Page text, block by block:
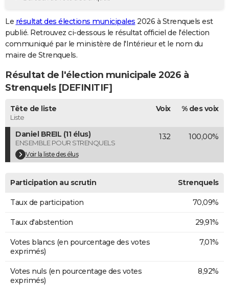
GUIDES D'ACHAT
BONS PLANS
CARTE DE VOEUX
Carte de Noël
Carte Bonne année
Carte Saint-Valentin
Carte Pâques
Carte d'anniversaire
DICTIONNAIRE
Dictionnaire
Biographies
Citations
Expressions
Proverbes
PROGRAMME TV
COPAINS D'AVANT
S'inscrire
Se connecter
Lycées
Collèges
Primaires
Universités
Entreprises
Service militaire
Avis de recherche
AVIS DE DÉCÈS
FORUM
Le résultat des élections municipales 2026 à Strenquels est
publié. Retrouvez ci-dessous le résultat officiel de l'élection
communiqué par le ministère de l'Intérieur et le nom du
maire de Strenquels.
Résultat de l'élection municipale 2026 à
Strenquels [DEFINITIF]
Tête de liste
Liste
Voix % des voix
Daniel BREIL (11 élus)
ENSEMBLE POUR STRENQUELS
Voir la liste des élus
132 100,00%
Participation au scrutin Strenquels
Taux de participation 70,09%
Taux d'abstention 29,91%
Votes blancs (en pourcentage des votes
exprimés)
7,01%
Votes nuls (en pourcentage des votes
exprimés)
8,92%